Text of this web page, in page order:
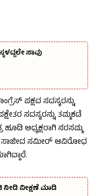
ಸಾವು
ಪಕ್ಷದ ಸದಸ್ಯರನ್ನು
ಸದಸ್ಯರನ್ನು ತಮ್ಮಕಡೆ
ಅಧ್ಯಕ್ಷರಾಗಿ ನರಸಮ್ಮ
ಸಾಜೀದ ಸಮೀರ್ ಆವಿರೋಧ
ವೀಕ್ಷಣೆ ಮಾಡಿ